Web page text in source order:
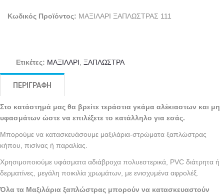
Κωδικός Προϊόντος: ΜΑΞΙΛΑΡΙ ΞΑΠΛΩΣΤΡΑΣ 111
Ετικέτες: ΜΑΞΙΛΑΡΙ, ΞΑΠΛΩΣΤΡΑ
ΠΕΡΙΓΡΑΦΉ
Στο κατάστημά μας θα βρείτε τεράστια γκάμα αλέκιαστων και μη
υφασμάτων ώστε να επιλέξετε το κατάλληλο για εσάς.
Μπορούμε να κατασκευάσουμε μαξιλάρια-στρώματα ξαπλώστρας
κήπου, πισίνας ή παραλίας.
Χρησιμοποιούμε υφάσματα αδιάβροχα πολυεστερικά, PVC διάτρητα ή
δερματίνες, μεγάλη ποικιλία χρωμάτων, με ενισχυμένα αφρολέξ.
Όλα τα Μαξιλάρια ξαπλώστρας μπορούν να κατασκευαστούν